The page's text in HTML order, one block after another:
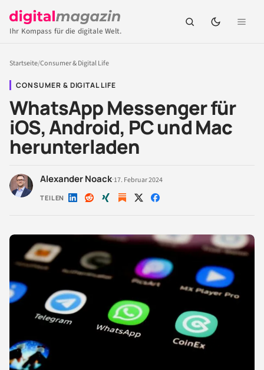
Ihr Kompass für die digitale Welt.
Startseite/Consumer & Digital Life
CONSUMER & DIGITAL LIFE
WhatsApp Messenger für
iOS, Android, PC und Mac
herunterladen
Alexander Noack·17. Februar 2024
TEILEN Auf Auf Auf Auf Auf